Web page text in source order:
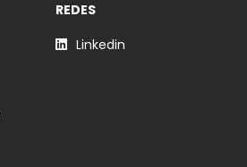
REDES
Linkedin